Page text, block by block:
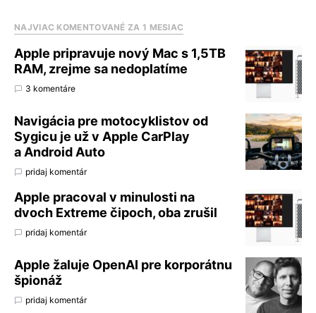
NAJVIAC KOMENTOVANÉ ZA 1 MESIAC
Apple pripravuje nový Mac s 1,5TB
RAM, zrejme sa nedoplatíme
3 komentáre
Navigácia pre motocyklistov od
Sygicu je už v Apple CarPlay
a Android Auto
pridaj komentár
Apple pracoval v minulosti na
dvoch Extreme čipoch, oba zrušil
pridaj komentár
Apple žaluje OpenAI pre korporátnu
špionáž
pridaj komentár